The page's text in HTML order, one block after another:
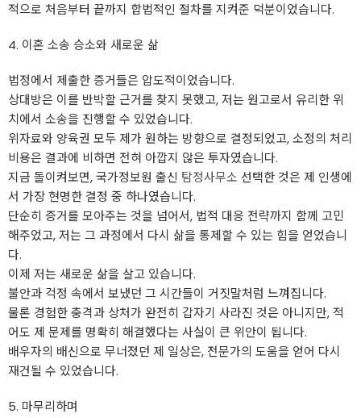
적으로 처음부터 끝까지 합법적인 절차를 지켜준 덕분이었습니다.
4. 이혼 소송 승소와 새로운 삶
법정에서 제출한 증거들은 압도적이었습니다.
상대방은 이를 반박할 근거를 찾지 못했고, 저는 원고로서 유리한 위
치에서 소송을 진행할 수 있었습니다.
위자료와 양육권 모두 제가 원하는 방향으로 결정되었고, 소정의 처리
비용은 결과에 비하면 전혀 아깝지 않은 투자였습니다.
지금 돌이켜보면, 국가정보원 출신 탐정사무소 선택한 것은 제 인생에
서 가장 현명한 결정 중 하나였습니다.
단순히 증거를 모아주는 것을 넘어서, 법적 대응 전략까지 함께 고민
해주었고, 저는 그 과정에서 다시 삶을 통제할 수 있는 힘을 얻었습니
다.
이제 저는 새로운 삶을 살고 있습니다.
불안과 걱정 속에서 보냈던 그 시간들이 거짓말처럼 느껴집니다.
물론 경험한 충격과 상처가 완전히 갑자기 사라진 것은 아니지만, 적
어도 제 문제를 명확히 해결했다는 사실이 큰 위안이 됩니다.
배우자의 배신으로 무너졌던 제 일상은, 전문가의 도움을 얻어 다시
재건될 수 있었습니다.
5. 마무리하며